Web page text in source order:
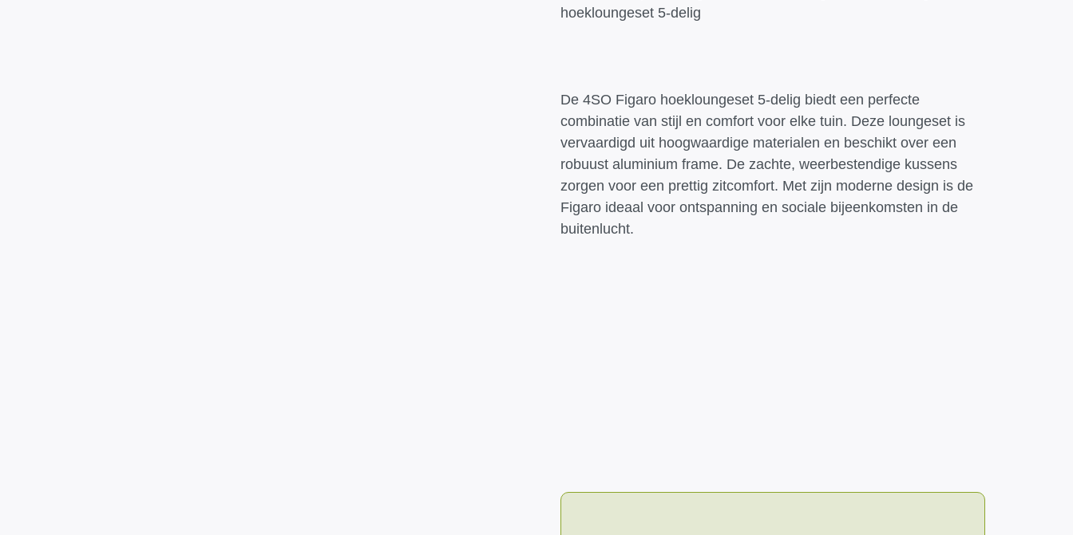
hoekloungeset 5-delig
De 4SO Figaro hoekloungeset 5-delig biedt een perfecte
combinatie van stijl en comfort voor elke tuin. Deze loungeset is
vervaardigd uit hoogwaardige materialen en beschikt over een
robuust aluminium frame. De zachte, weerbestendige kussens
zorgen voor een prettig zitcomfort. Met zijn moderne design is de
Figaro ideaal voor ontspanning en sociale bijeenkomsten in de
buitenlucht.